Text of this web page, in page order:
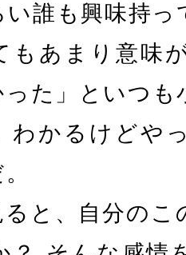
い誰も興味持
もあまり意味
た」といつ
わかるけどや
と、自分のこ